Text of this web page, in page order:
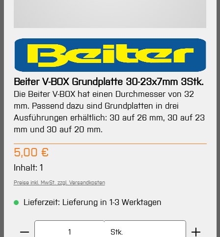
Beiter V-BOX Grundplatte 30-23x7mm 3Stk.
Die Beiter V-BOX hat einen Durchmesser von 32
mm. Passend dazu sind Grundplatten in drei
Ausführungen erhältlich: 30 auf 26 mm, 30 auf 23
mm und 30 auf 20 mm.
Regulärer Preis:
5,00 €
Inhalt: 1
Preise inkl. MwSt. zzgl. Versandkosten
Lieferzeit: Lieferung in 1-3 Werktagen
Produkt Anzahl: Gib den gewünschten Wert ein
Stk.